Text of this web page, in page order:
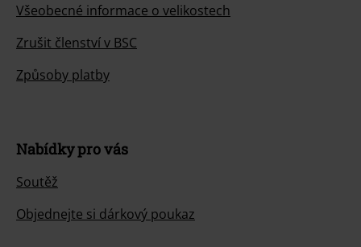
Všeobecné informace o velikostech
Zrušit členství v BSC
Způsoby platby
Nabídky pro vás
Soutěž
Objednejte si dárkový poukaz